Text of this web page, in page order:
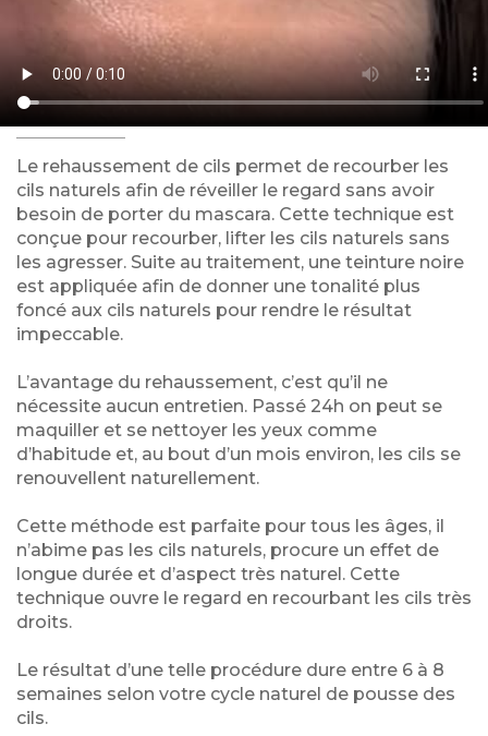
Le rehaussement de cils permet de recourber les
cils naturels afin de réveiller le regard sans avoir
besoin de porter du mascara. Cette technique est
conçue pour recourber, lifter les cils naturels sans
les agresser. Suite au traitement, une teinture noire
est appliquée afin de donner une tonalité plus
foncé aux cils naturels pour rendre le résultat
impeccable.
L’avantage du rehaussement, c’est qu’il ne
nécessite aucun entretien. Passé 24h on peut se
maquiller et se nettoyer les yeux comme
d’habitude et, au bout d’un mois environ, les cils se
renouvellent naturellement.
Cette méthode est parfaite pour tous les âges, il
n’abime pas les cils naturels, procure un effet de
longue durée et d’aspect très naturel. Cette
technique ouvre le regard en recourbant les cils très
droits.
Le résultat d’une telle procédure dure entre 6 à 8
semaines selon votre cycle naturel de pousse des
cils.